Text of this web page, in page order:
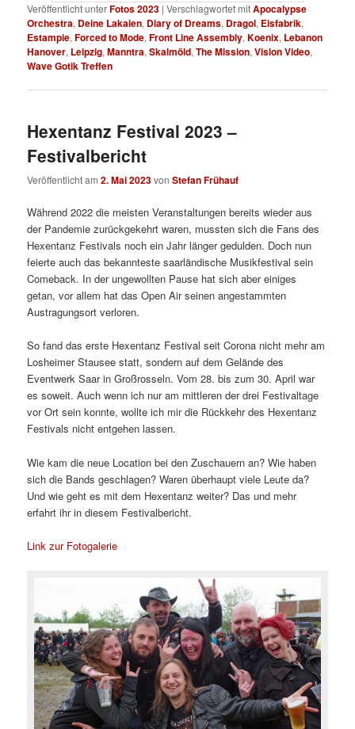
Veröffentlicht unterFotos 2023 |Verschlagwortet mitApocalypse
Orchestra, Deine Lakaien, Diary of Dreams, Dragol, Eisfabrik,
Estampie,Forced to Mode,Front Line Assembly,Koenix, Lebanon
Hanover, Leipzig,Manntra,Skalmöld,The Mission,Vision Video,
Wave Gotik Treffen
Hexentanz Festival 2023 –
Festivalbericht
Veröffentlicht am2. Mai 2023vonStefan Frühauf
Während 2022 die meisten Veranstaltungen bereits wieder aus
der Pandemie zurückgekehrt waren, mussten sich die Fans des
Hexentanz Festivals noch ein Jahr länger gedulden. Doch nun
feierte auch das bekannteste saarländische Musikfestival sein
Comeback. In der ungewollten Pause hat sich aber einiges
getan, vor allem hat das Open Air seinen angestammten
Austragungsort verloren.
So fand das erste Hexentanz Festival seit Corona nicht mehr am
Losheimer Stausee statt, sondern auf dem Gelände des
Eventwerk Saar in Großrosseln. Vom 28. bis zum 30. April war
es soweit. Auch wenn ich nur am mittleren der drei Festivaltage
vor Ort sein konnte, wollte ich mir die Rückkehr des Hexentanz
Festivals nicht entgehen lassen.
Wie kam die neue Location bei den Zuschauern an? Wie haben
sich die Bands geschlagen? Waren überhaupt viele Leute da?
Und wie geht es mit dem Hexentanz weiter? Das und mehr
erfahrt ihr in diesem Festivalbericht.
Link zur Fotogalerie